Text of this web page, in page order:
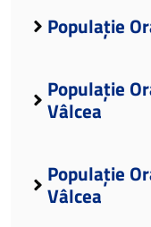
Populație
Populație
Vâlcea
Populație
Vâlcea